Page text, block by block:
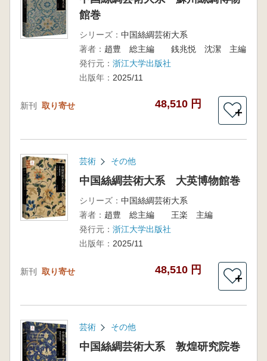
館巻
シリーズ： 中国絲綢芸術大系
著者： 趙豊 総主編 銭兆悦 沈潔 主編
発行元： 浙江大学出版社
出版年： 2025/11
新刊 取り寄せ 48,510 円
＋
芸術 その他
中国絲綢芸術大系 大英博物館巻
シリーズ： 中国絲綢芸術大系
著者： 趙豊 総主編 王楽 主編
発行元： 浙江大学出版社
出版年： 2025/11
新刊 取り寄せ 48,510 円
＋
芸術 その他
中国絲綢芸術大系 敦煌研究院巻